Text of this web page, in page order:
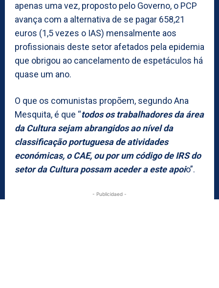
apenas uma vez, proposto pelo Governo, o PCP
avança com a alternativa de se pagar 658,21
euros (1,5 vezes o IAS) mensalmente aos
profissionais deste setor afetados pela epidemia
que obrigou ao cancelamento de espetáculos há
quase um ano.
O que os comunistas propõem, segundo Ana
Mesquita, é que “todos os trabalhadores da área
da Cultura sejam abrangidos ao nível da
classificação portuguesa de atividades
económicas, o CAE, ou por um código de IRS do
setor da Cultura possam aceder a este apoio”.
- Publicidaed -